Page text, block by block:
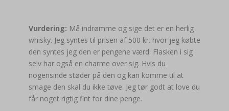
Vurdering: Må indrømme og sige det er en herlig
whisky. Jeg syntes til prisen af 500 kr. hvor jeg købte
den syntes jeg den er pengene værd. Flasken i sig
selv har også en charme over sig. Hvis du
nogensinde støder på den og kan komme til at
smage den skal du ikke tøve. Jeg tør godt at love du
får noget rigtig fint for dine penge.